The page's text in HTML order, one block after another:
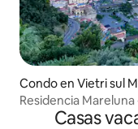
Condo en Vietri sul
Residencia
Casas